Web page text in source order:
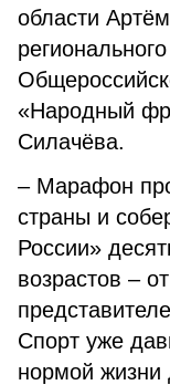
области
«Народный
Силачёва.
– Марафон
страны и
России»
возрастов –
Спорт уже
нормой жизни